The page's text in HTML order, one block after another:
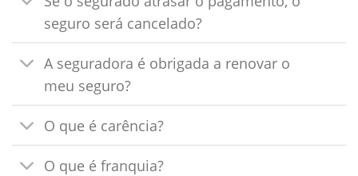
seguro será cancelado?
A seguradora é obrigada a renovar o
meu seguro?
O que é carência?
O que é franquia?